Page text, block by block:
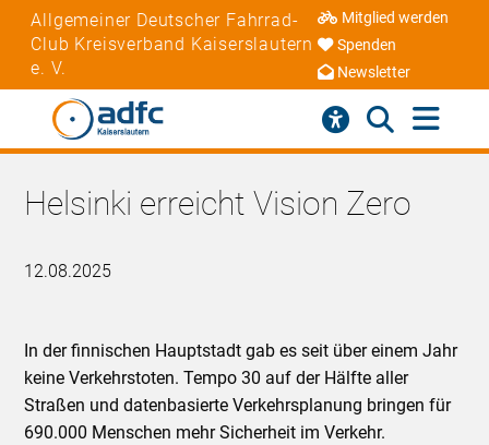
Allgemeiner Deutscher Fahrrad-
Club Kreisverband Kaiserslautern
e. V.
Mitglied werden
Spenden
Newsletter
Helsinki erreicht Vision Zero
12.08.2025
In der finnischen Hauptstadt gab es seit über einem Jahr
keine Verkehrstoten. Tempo 30 auf der Hälfte aller
Straßen und datenbasierte Verkehrsplanung bringen für
690.000 Menschen mehr Sicherheit im Verkehr.